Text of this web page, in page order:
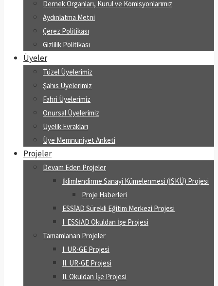
Dernek Organları, Kurul ve Komisyonlarımız
Aydınlatma Metni
Çerez Politikası
Gizlilik Politikası
Üyeler
Tüzel Üyelerimiz
Şahıs Üyelerimiz
Fahri Üyelerimiz
Onursal Üyelerimiz
Üyelik Evrakları
Üye Memnuniyet Anketi
Projeler
Devam Eden Projeler
İklimlendirme Sanayi Kümelenmesi (İSKÜ) Projesi
Proje Haberleri
ESSİAD Sürekli Eğitim Merkezi Projesi
I. ESSİAD Okuldan İşe Projesi
Tamamlanan Projeler
I. UR-GE Projesi
II. UR-GE Projesi
II. Okuldan İşe Projesi